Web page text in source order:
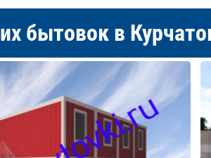
бытовок в